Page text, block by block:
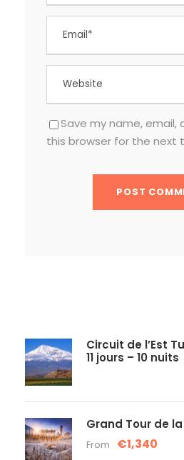
Save my name, email,
this browser for the next
Circuit de l’Est
11 jours – 10 nuits
Grand Tour de
From €1,340